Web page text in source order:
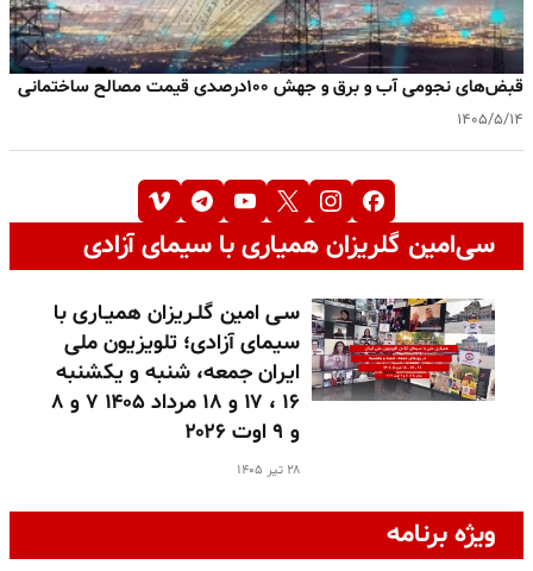
قبض‌های نجومی آب و برق و جهش ۱۰۰درصدی قیمت مصالح ساختمانی
۱۴۰۵/۵/۱۴
سی‌امین گلریزان همیاری با سیمای آزادی
سـی امین گلـریزان همیـاری با
سیمای آزادی؛ تلویزیون ملی
ایران جمعه، شنبه و یکشنبه
۱۶ ، ۱۷ و ۱۸ مرداد ۱۴۰۵ ۷ و ۸
و ۹ اوت ۲۰۲۶
۲۸ تیر ۱۴۰۵
ویژه برنامه